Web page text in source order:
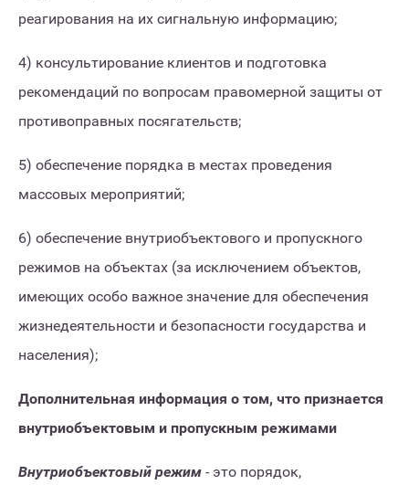
реагирования на их сигнальную информацию;
4) консультирование клиентов и подготовка
рекомендаций по вопросам правомерной защиты от
противоправных посягательств;
5) обеспечение порядка в местах проведения
массовых мероприятий;
6) обеспечение внутриобъектового и пропускного
режимов на объектах (за исключением объектов,
имеющих особо важное значение для обеспечения
жизнедеятельности и безопасности государства и
населения);
Дополнительная информация о том, что признается
внутриобъектовым и пропускным режимами
Внутриобъектовый режим - это порядок,